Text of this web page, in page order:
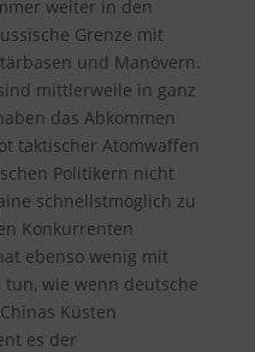
weiter in den
Grenze mit
und Manövern.
mittlerweile in ganz
das Abkommen
taktischer Atomwaffen
Politikern nicht
schnellstmöglich zu
Konkurrenten
ebenso wenig mit
wie wenn deutsche
Küsten
es der